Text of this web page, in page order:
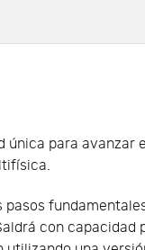
única para avanzar
con capacidad